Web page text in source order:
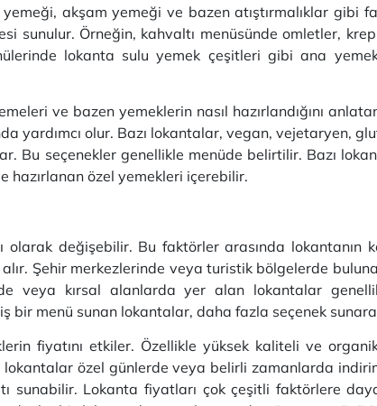
akşam yemeği ve bazen atıştırmalıklar gibi
sunulur. Örneğin, kahvaltı menüsünde omletler,
lokanta sulu yemek çeşitleri gibi ana
ve bazen yemeklerin nasıl hazırlandığını
yardımcı olur. Bazı lokantalar, vegan, vejetaryen,
Bu seçenekler genellikle menüde belirtilir. Bazı
hazırlanan özel yemekleri içerebilir.
olarak değişebilir. Bu faktörler arasında lokantanın
Şehir merkezlerinde veya turistik bölgelerde
veya kırsal alanlarda yer alan lokantalar
bir menü sunan lokantalar, daha fazla seçenek
fiyatını etkiler. Özellikle yüksek kaliteli ve
özel günlerde veya belirli zamanlarda
sunabilir. Lokanta fiyatları çok çeşitli faktörlere